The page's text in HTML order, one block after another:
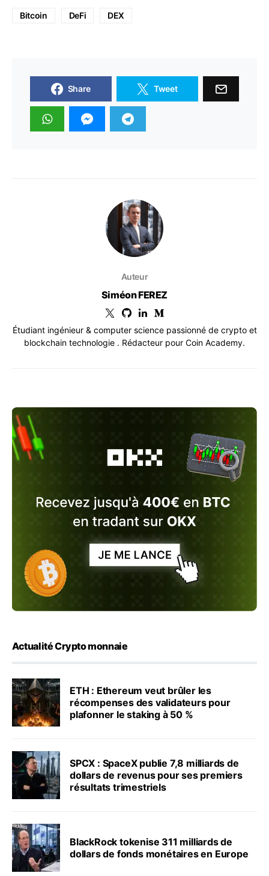
Bitcoin DeFi DEX
Share Tweet
Auteur
Siméon FEREZ
Étudiant ingénieur & computer science passionné de crypto et
blockchain technologie . Rédacteur pour Coin Academy.
Actualité Crypto monnaie
ETH : Ethereum veut brûler les
récompenses des validateurs pour
plafonner le staking à 50 %
SPCX : SpaceX publie 7,8 milliards de
dollars de revenus pour ses premiers
résultats trimestriels
BlackRock tokenise 311 milliards de
dollars de fonds monétaires en Europe